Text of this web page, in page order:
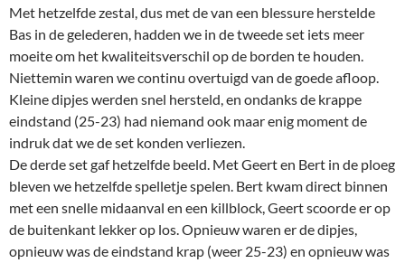
Met hetzelfde zestal, dus met de van een blessure herstelde
Bas in de gelederen, hadden we in de tweede set iets meer
moeite om het kwaliteitsverschil op de borden te houden.
Niettemin waren we continu overtuigd van de goede afloop.
Kleine dipjes werden snel hersteld, en ondanks de krappe
eindstand (25-23) had niemand ook maar enig moment de
indruk dat we de set konden verliezen.
De derde set gaf hetzelfde beeld. Met Geert en Bert in de ploeg
bleven we hetzelfde spelletje spelen. Bert kwam direct binnen
met een snelle midaanval en een killblock, Geert scoorde er op
de buitenkant lekker op los. Opnieuw waren er de dipjes,
opnieuw was de eindstand krap (weer 25-23) en opnieuw was